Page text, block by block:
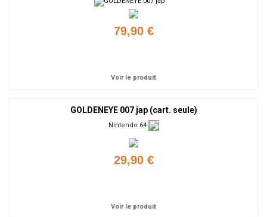
79,90 €
Voir le produit
GOLDENEYE 007 jap (cart. seule)
Nintendo 64
29,90 €
Voir le produit